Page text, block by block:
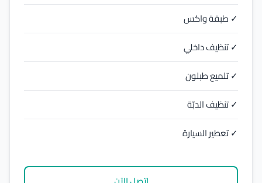
✓ طبقة واكس
✓ تنظيف داخلي
✓ تلميع طبلون
✓ تنظيف الدبّة
✓ تعطير السيارة